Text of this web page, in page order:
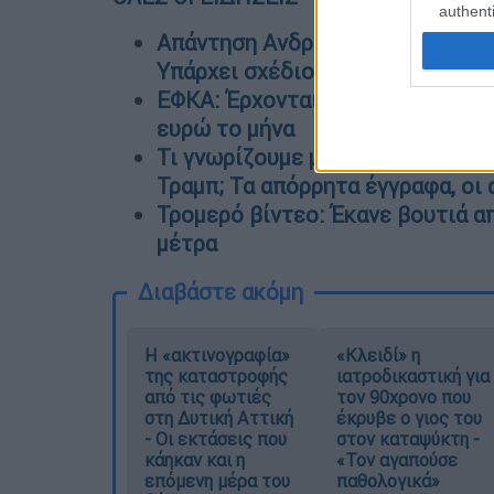
Απάντηση Ανδρουλάκη σε
Υπάρχει σχέδιο πολιτικής
ΕΦΚΑ: Έρχονται τον Οκτώβριο
ευρώ το μήνα
Τι γνωρίζουμε μέχρι στιγμής
Τραμπ; Τα απόρρητα έγγραφα, οι
Τρομερό βίντεο: Έκανε βουτιά
μέτρα
Διαβάστε ακόμη
Η «ακτινογραφία»
της καταστροφής
από τις φωτιές
στη Δυτική Αττική
- Οι εκτάσεις που
κάηκαν και η
επόμενη μέρα του
«Κλειδί» η
ιατροδικαστική για
τον 90χρονο που
έκρυβε ο γιος του
στον καταψύκτη -
«Τον αγαπούσε
παθολογικά»